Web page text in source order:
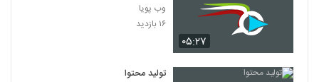
۰۵:۲۷
وب پویا
۱۶ بازدید
تولید محتوا